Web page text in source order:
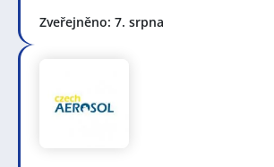
Zveřejněno: 7. srpna